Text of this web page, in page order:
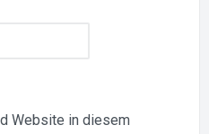
Website in diesem